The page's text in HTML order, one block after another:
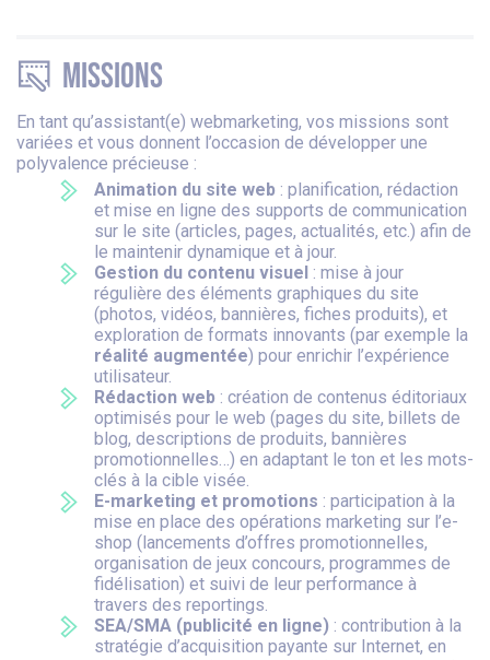
Missions
En tant qu’assistant(e) webmarketing, vos missions sont
variées et vous donnent l’occasion de développer une
polyvalence précieuse :
Animation du site web : planification, rédaction
et mise en ligne des supports de communication
sur le site (articles, pages, actualités, etc.) afin de
le maintenir dynamique et à jour.
Gestion du contenu visuel : mise à jour
régulière des éléments graphiques du site
(photos, vidéos, bannières, fiches produits), et
exploration de formats innovants (par exemple la
réalité augmentée) pour enrichir l’expérience
utilisateur.
Rédaction web : création de contenus éditoriaux
optimisés pour le web (pages du site, billets de
blog, descriptions de produits, bannières
promotionnelles…) en adaptant le ton et les mots-
clés à la cible visée.
E-marketing et promotions : participation à la
mise en place des opérations marketing sur l’e-
shop (lancements d’offres promotionnelles,
organisation de jeux concours, programmes de
fidélisation) et suivi de leur performance à
travers des reportings.
SEA/SMA (publicité en ligne) : contribution à la
stratégie d’acquisition payante sur Internet, en